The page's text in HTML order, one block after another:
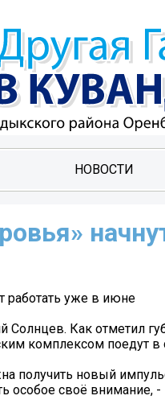
НОВОСТИ
работать уже в июне
Солнцев. Как отметил
комплексом поедут
получить новый
своё внимание, -